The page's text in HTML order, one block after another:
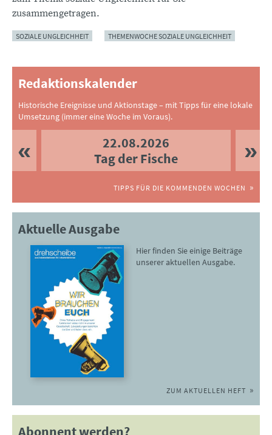
zusammengetragen.
SOZIALE UNGLEICHHEIT THEMENWOCHE SOZIALE UNGLEICHHEIT
Redaktionskalender
Historische Ereignisse und Aktionstage – mit Tipps für eine lokale
Umsetzung (immer eine Woche im Voraus).
22.08.2026
Tag der Fische
TIPPS FÜR DIE KOMMENDEN WOCHEN
Aktuelle Ausgabe
Hier finden Sie einige Beiträge
unserer aktuellen Ausgabe.
ZUM AKTUELLEN HEFT
Abonnent werden?